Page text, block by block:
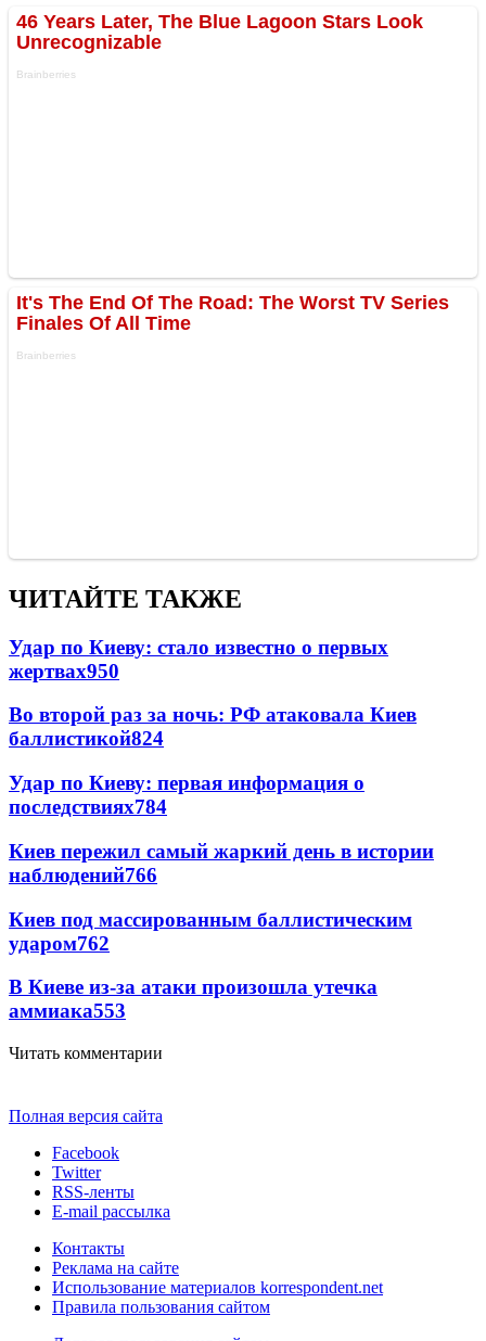
ЧИТАЙТЕ ТАКЖЕ
Удар по Киеву: стало известно о первых
жертвах950
Во второй раз за ночь: РФ атаковала Киев
баллистикой824
Удар по Киеву: первая информация о
последствиях784
Киев пережил самый жаркий день в истории
наблюдений766
Киев под массированным баллистическим
ударом762
В Киеве из-за атаки произошла утечка
аммиака553
Читать комментарии
Полная версия сайта
Facebook
Twitter
RSS-ленты
E-mail рассылка
Контакты
Реклама на сайте
Использование материалов korrespondent.net
Правила пользования сайтом